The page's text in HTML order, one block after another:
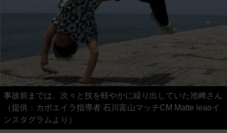
事故前までは、次々と技を軽やかに繰り出していた池﨑さん
（提供：カポエイラ指導者 石川富山マッチCM Matte leaoイ
ンスタグラムより）